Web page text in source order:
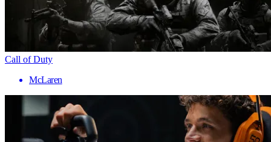
Call of Duty
McLaren